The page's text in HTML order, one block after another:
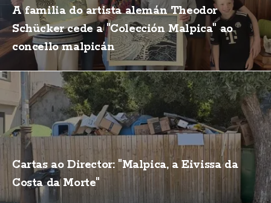
A familia do artista alemán Theodor
Schücker cede a "Colección Malpica" ao
concello malpicán
Cartas ao Director: "Malpica, a Eivissa da
Costa da Morte"